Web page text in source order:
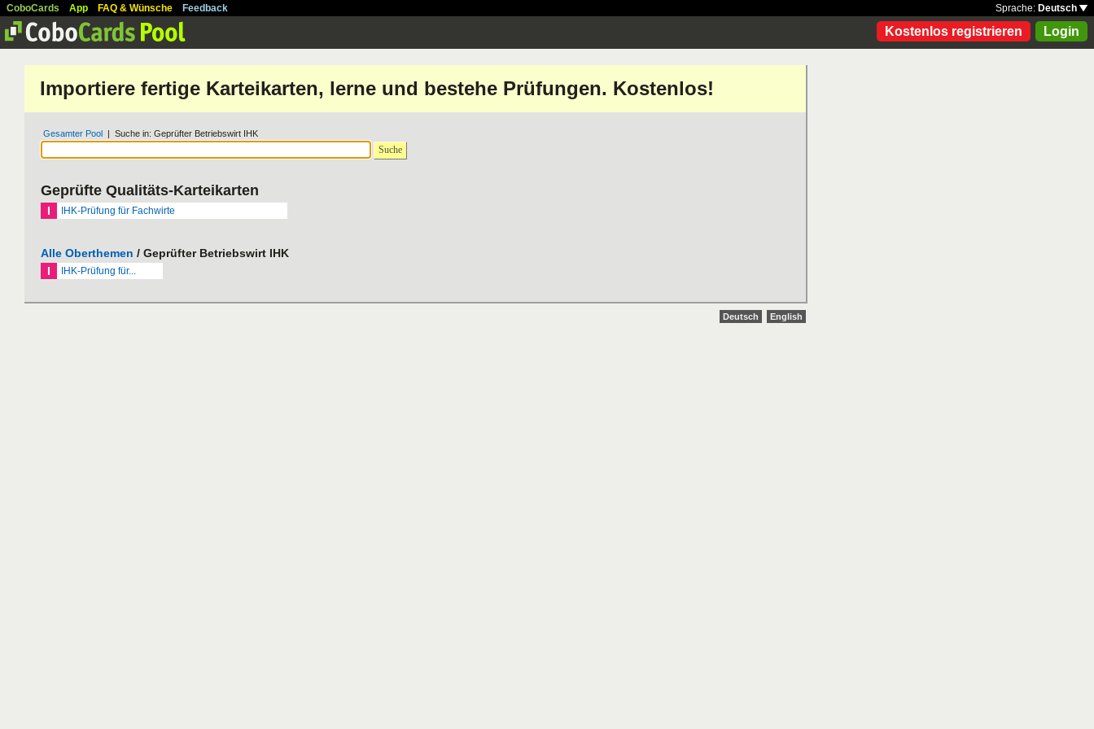
CoboCards App FAQ & Wünsche Feedback Sprache: Deutsch
Kostenlos registrieren Login
Importiere fertige Karteikarten, lerne und bestehe Prüfungen. Kostenlos!
Gesamter Pool | Suche in: Geprüfter Betriebswirt IHK
Suche
Geprüfte Qualitäts-Karteikarten
I IHK-Prüfung für Fachwirte
Alle Oberthemen / Geprüfter Betriebswirt IHK
I
IHK-Prüfung für...
Deutsch English